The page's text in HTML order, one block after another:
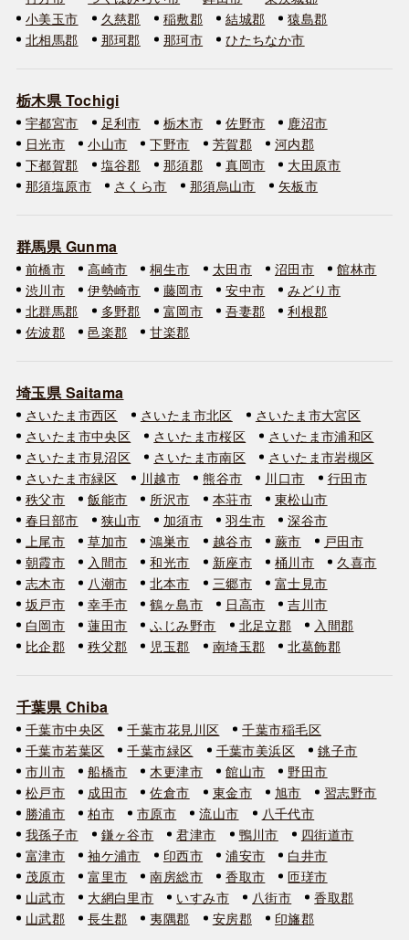
小美玉市
久慈郡 稲敷郡 結城郡
猿島郡
北相馬郡
那珂郡 那珂市 ひたちなか市
栃木県 Tochigi
宇都宮市 足利市 栃木市 佐野市
鹿沼市
日光市
小山市 下野市 芳賀郡
河内郡
下都賀郡
塩谷郡 那須郡 真岡市
大田原市
那須塩原市
さくら市 那須烏山市 矢板市
群馬県 Gunma
前橋市 高崎市 桐生市 太田市 沼田市
館林市
渋川市
伊勢崎市 藤岡市 安中市
みどり市
北群馬郡
多野郡 富岡市 吾妻郡
利根郡
佐波郡
邑楽郡 甘楽郡
埼玉県 Saitama
さいたま市西区 さいたま市北区
さいたま市大宮区
さいたま市中央区
さいたま市桜区
さいたま市浦和区
さいたま市見沼区
さいたま市南区
さいたま市岩槻区
さいたま市緑区
川越市 熊谷市 川口市
行田市
秩父市
飯能市 所沢市 本荘市
東松山市
春日部市
狭山市 加須市 羽生市
深谷市
上尾市
草加市 鴻巣市 越谷市 蕨市
戸田市
朝霞市
入間市 和光市 新座市 桶川市
久喜市
志木市
八潮市 北本市 三郷市
富士見市
坂戸市
幸手市 鶴ヶ島市 日高市
吉川市
白岡市
蓮田市 ふじみ野市 北足立郡
入間郡
比企郡
秩父郡 児玉郡 南埼玉郡 北葛飾郡
千葉県 Chiba
千葉市中央区 千葉市花見川区
千葉市稲毛区
千葉市若葉区
千葉市緑区 千葉市美浜区
銚子市
市川市
船橋市 木更津市 館山市
野田市
松戸市
成田市 佐倉市 東金市 旭市
習志野市
勝浦市
柏市 市原市 流山市
八千代市
我孫子市
鎌ヶ谷市 君津市 鴨川市
四街道市
富津市
袖ケ浦市 印西市 浦安市
白井市
茂原市
富里市 南房総市 香取市
匝瑳市
山武市
大網白里市 いすみ市 八街市
香取郡
山武郡
長生郡 夷隅郡 安房郡 印旛郡